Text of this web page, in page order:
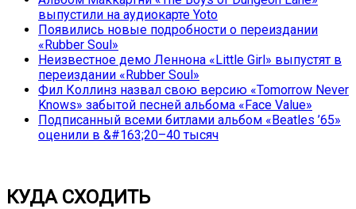
выпустили на аудиокарте Yoto
Появились новые подробности о переиздании
«Rubber Soul»
Неизвестное демо Леннона «Little Girl» выпустят в
переиздании «Rubber Soul»
Фил Коллинз назвал свою версию «Tomorrow Never
Knows» забытой песней альбома «Face Value»
Подписанный всеми битлами альбом «Beatles ’65»
оценили в &#163;20–40 тысяч
КУДА СХОДИТЬ